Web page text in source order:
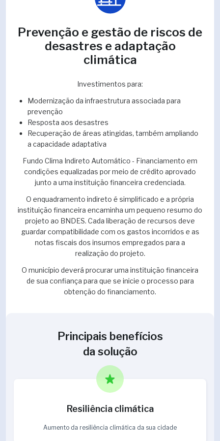
Prevenção e gestão de riscos de
desastres e adaptação
climática
Investimentos para:
Modernização da infraestrutura associada para
prevenção
Resposta aos desastres
Recuperação de áreas atingidas, também ampliando
a capacidade adaptativa
Fundo Clima Indireto Automático - Financiamento em
condições equalizadas por meio de crédito aprovado
junto a uma instituição financeira credenciada.
O enquadramento indireto é simplificado e a própria
instituição financeira encaminha um pequeno resumo do
projeto ao BNDES. Cada liberação de recursos deve
guardar compatibilidade com os gastos incorridos e as
notas fiscais dos insumos empregados para a
realização do projeto.
O município deverá procurar uma instituição financeira
de sua confiança para que se inicie o processo para
obtenção do financiamento.
Principais benefícios
da solução
Resiliência climática
Aumento da resiliência climática da sua cidade